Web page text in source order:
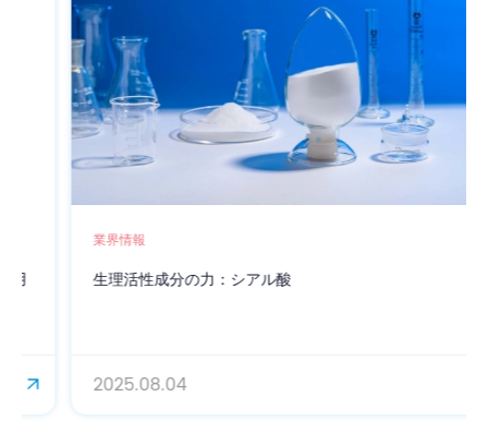
業界情報
生理活性成分の力：シアル酸
2025.08.04